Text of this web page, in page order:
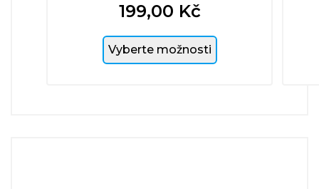
Cena
199,00 Kč
Vyberte možnosti